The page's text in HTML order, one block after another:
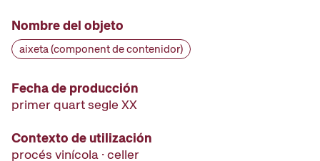
Nombre del objeto
aixeta (component de contenidor)
Fecha de producción
primer quart segle XX
Contexto de utilización
procés vinícola · celler